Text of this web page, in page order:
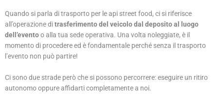
Quando si parla di trasporto per le api street food, ci si riferisce
all’operazione ditrasferimento del veicolo dal deposito al luogo
dell’eventoo alla tua sede operativa. Una volta noleggiate, è il
momento di procedere ed è fondamentale perché senza il trasporto
l’evento non può partire!
Ci sono due strade però che si possono percorrere: eseguire un ritiro
autonomo oppure affidarti completamente a noi.